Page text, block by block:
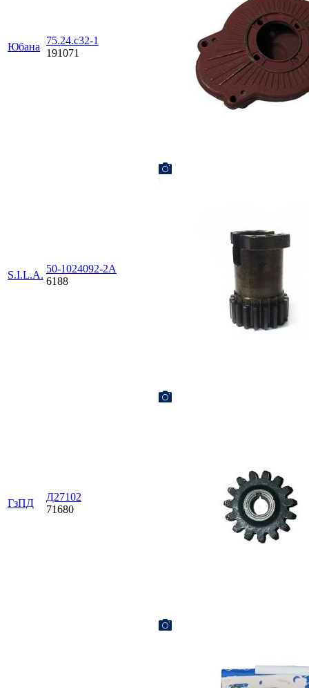
Юбана
75.24.с32-1
191071
S.I.L.A.
50-1024092-2А
6188
ГзПД
Д27102
71680